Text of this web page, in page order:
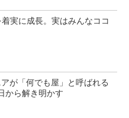
実に成長。実はみんなココ
が「何でも屋」と呼ばれる
から解き明かす